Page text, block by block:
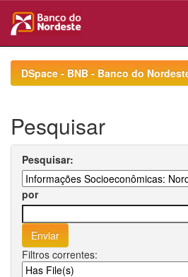
navigationDSpace - BNB - Banco do
Pesquisar
Pesquisar:
por
Filtros correntes: